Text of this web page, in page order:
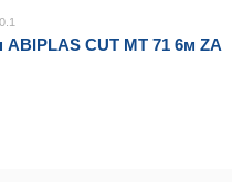
ABIPLAS CUT MT 71 6м ZA